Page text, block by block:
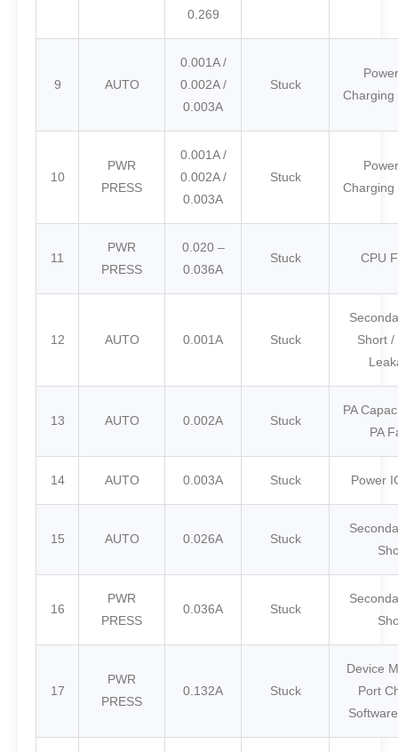
0.269
9 AUTO
0.001A /
0.002A /
0.003A
Stuck
Charging
10
PWR
PRESS
0.001A /
0.002A /
0.003A
Stuck
Charging
11
PWR
PRESS
0.020 –
0.036A
Stuck CPU
12 AUTO 0.001A Stuck
Short /
13 AUTO 0.002A Stuck
PA
PA
14 AUTO 0.003A Stuck Power
15 AUTO 0.026A Stuck
16
PWR
PRESS
0.036A Stuck
17
PWR
PRESS
0.132A Stuck
Device
Port